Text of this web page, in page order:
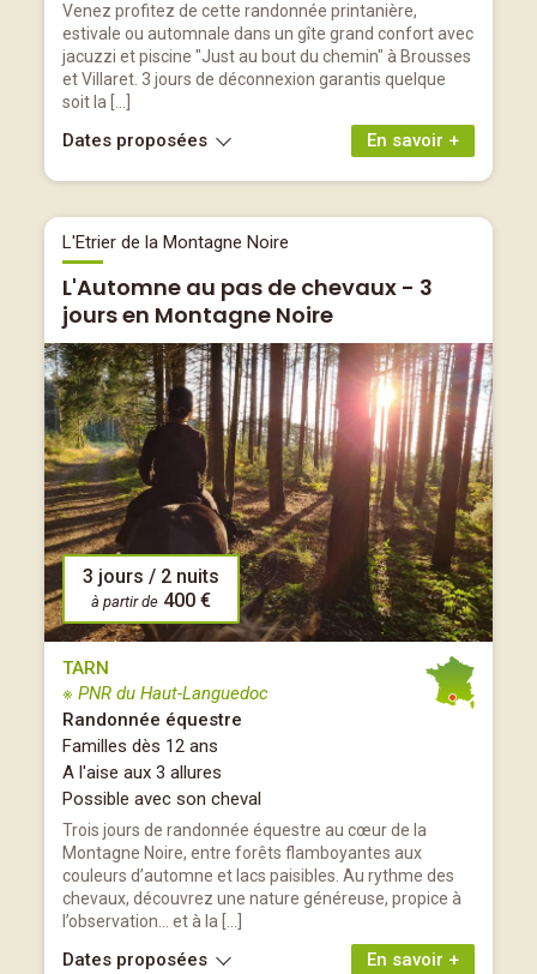
Venez profitez de cette randonnée printanière,
estivale ou automnale dans un gîte grand confort avec
jacuzzi et piscine "Just au bout du chemin" à Brousses
et Villaret. 3 jours de déconnexion garantis quelque
soit la […]
En savoir +
Dates proposées
L'Etrier de la Montagne Noire
L'Automne au pas de chevaux - 3
jours en Montagne Noire
3 jours / 2 nuits
à partir de 400 €
TARN
※ PNR du Haut-Languedoc
Randonnée équestre
Familles dès 12 ans
A l'aise aux 3 allures
Possible avec son cheval
Trois jours de randonnée équestre au cœur de la
Montagne Noire, entre forêts flamboyantes aux
couleurs d’automne et lacs paisibles. Au rythme des
chevaux, découvrez une nature généreuse, propice à
l’observation… et à la […]
En savoir +
Dates proposées